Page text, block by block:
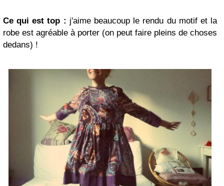
Ce qui est top : j'aime beaucoup le rendu du motif et la
robe est agréable à porter (on peut faire pleins de choses
dedans) !